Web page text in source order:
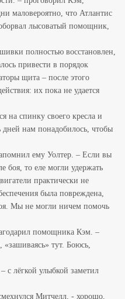
маловероятно, что Атлантис
лысоватый помощник,
полностью восстановлен,
привести в порядок
щита – после этого
их пока не удается
на спинку своего кресла и
дней нам понадобилось, чтобы
ему Уолтер. – Если вы
боя, то еле могли удержать
практически не
была повреждена,
Мы не могли ничем помочь
помощника Кэм. –
тут. Боюсь,
с лёгкой улыбкой заметил
Митчелл, - хорошо,